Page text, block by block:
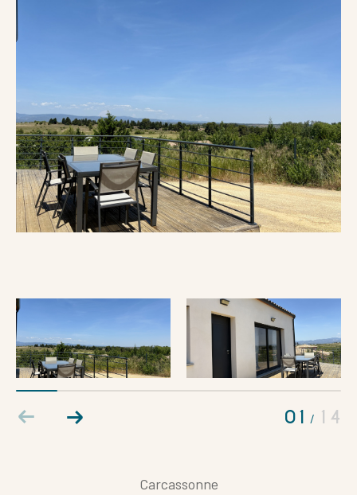
01 / 14
Carcassonne
Référence
FILTRER PAR
Coups de coeur Exclusivités